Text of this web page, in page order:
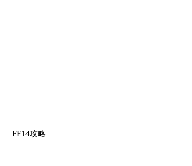
FF14攻略